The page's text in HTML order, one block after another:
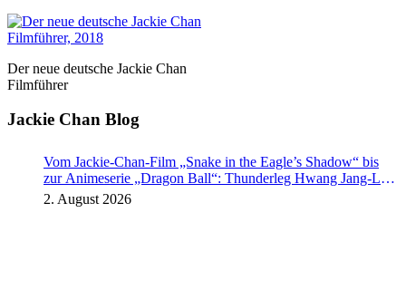
Der neue deutsche Jackie Chan
Filmführer
Jackie Chan Blog
Vom Jackie-Chan-Film „Snake in the Eagle’s Shadow“ bis
zur Animeserie „Dragon Ball“: Thunderleg Hwang Jang-Lee
tritt globale Rechteoffensive los
2. August 2026